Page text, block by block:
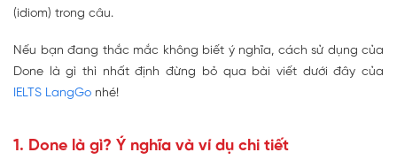
(idiom) trong câu.
Nếu bạn đang thắc mắc không biết ý nghĩa, cách sử dụng của
Done là gì thì nhất định đừng bỏ qua bài viết dưới đây của
IELTS LangGo nhé!
1. Done là gì? Ý nghĩa và ví dụ chi tiết